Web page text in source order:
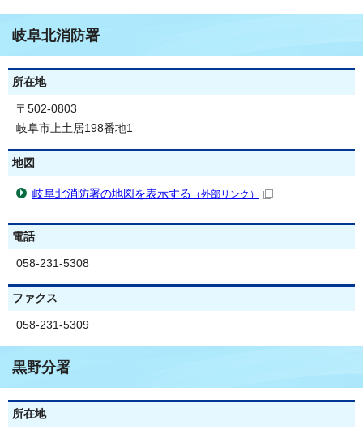
岐阜北消防署
所在地
〒502-0803
岐阜市上土居198番地1
地図
岐阜北消防署の地図を表示する （外部リンク）
電話
058-231-5308
ファクス
058-231-5309
黒野分署
所在地